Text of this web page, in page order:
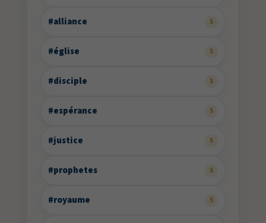
#alliance 5
#église 5
#disciple 5
#espérance 5
#justice 5
#prophetes 5
#royaume 5